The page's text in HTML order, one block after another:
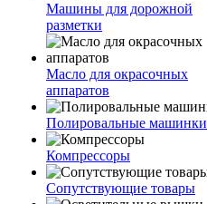
Машины для дорожной
разметки
Масло для окрасочных
аппаратов
Полировальные машинки
Компрессоры
Сопутствующие товары